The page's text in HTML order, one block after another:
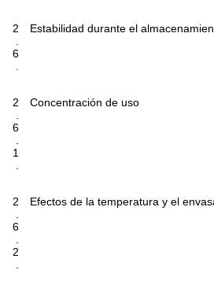
2
.
6
.
Estabilidad durante el
2
.
6
.
1
.
Concentración de uso
2
.
6
.
2
.
Efectos de la temperatura y el